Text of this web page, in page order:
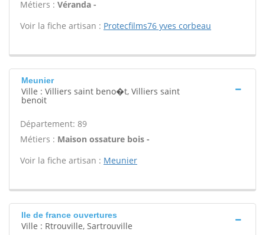
Métiers : Véranda -
Voir la fiche artisan : Protecfilms76 yves corbeau
Meunier
Ville : Villiers saint beno�t, Villiers saint
benoit
Département: 89
Métiers : Maison ossature bois -
Voir la fiche artisan : Meunier
Ile de france ouvertures
Ville : Rtrouville, Sartrouville